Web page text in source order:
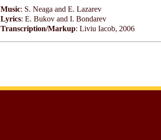
Music: S. Neaga and E. Lazarev
Lyrics: E. Bukov and I. Bondarev
Transcription/Markup: Liviu Iacob, 2006